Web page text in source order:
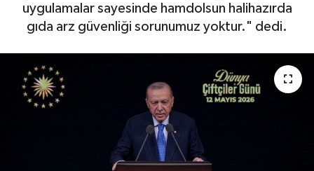
uygulamalar sayesinde hamdolsun halihazırda
gıda arz güvenliği sorunumuz yoktur." dedi.